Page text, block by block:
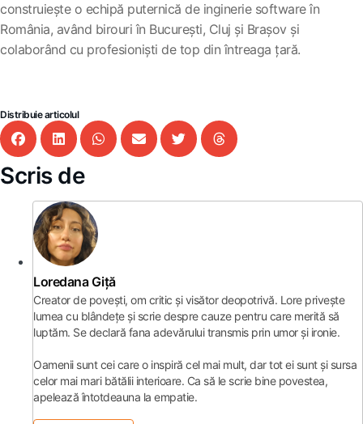
construiește o echipă puternică de inginerie software în
România, având birouri în București, Cluj și Brașov și
colaborând cu profesioniști de top din întreaga țară.
Distribuie articolul
Scris de
Loredana Giță
Creator de povești, om critic și visător deopotrivă. Lore privește
lumea cu blândețe și scrie despre cauze pentru care merită să
luptăm. Se declară fana adevărului transmis prin umor și ironie.
Oamenii sunt cei care o inspiră cel mai mult, dar tot ei sunt şi sursa
celor mai mari bătălii interioare. Ca să le scrie bine povestea,
apelează întotdeauna la empatie.